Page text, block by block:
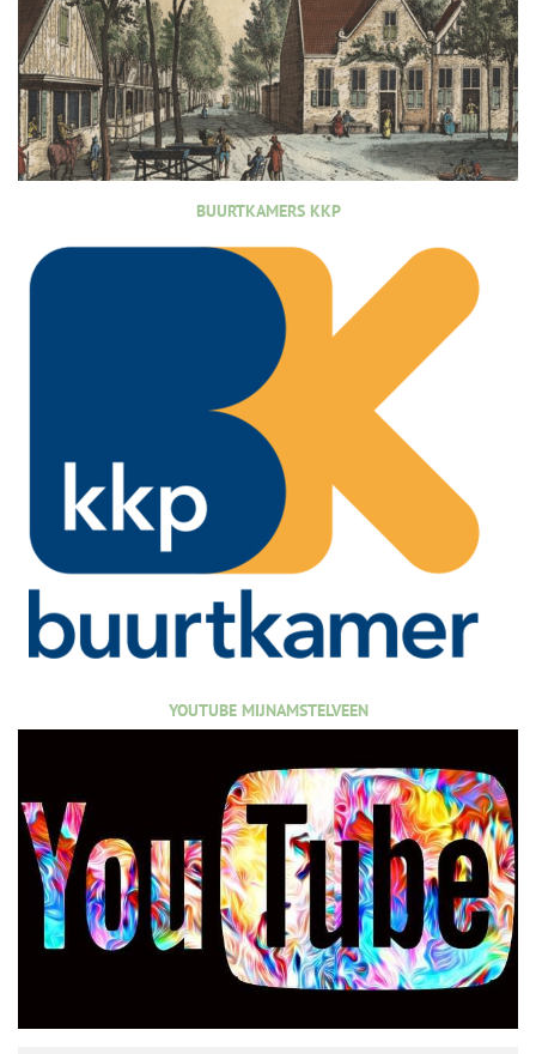
BUURTKAMERS KKP
YOUTUBE MIJNAMSTELVEEN